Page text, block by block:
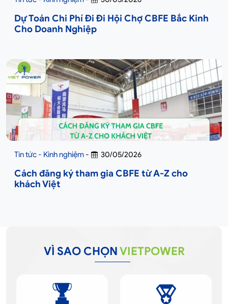
Dự Toán Chi Phí Đi Đi Hội Chợ CBFE Bắc Kinh
Cho Doanh Nghiệp
Tin tức - Kinh nghiệm - 30/05/2026
Cách đăng ký tham gia CBFE từ A-Z cho
khách Việt
VÌ SAO CHỌNVIETPOWER